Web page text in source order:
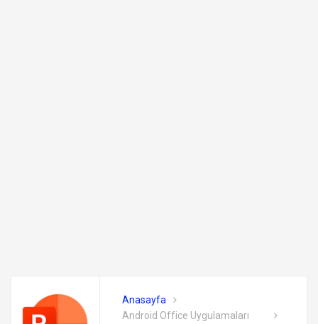
Anasayfa
Android Office Uygulamaları